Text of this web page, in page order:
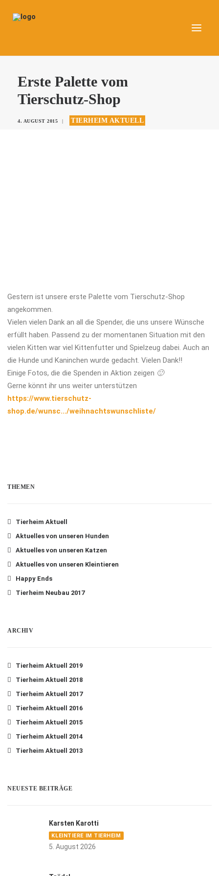
UNSERE TIERE
AKTUELLES
Erste Palette vom
Tierschutz-Shop
4. AUGUST 2015 | TIERHEIM AKTUELL
Gestern ist unsere erste Palette vom Tierschutz-Shop
angekommen.
Vielen vielen Dank an all die Spender, die uns unsere Wünsche
erfüllt haben. Passend zu der momentanen Situation mit den
vielen Kitten war viel Kittenfutter und Spielzeug dabei. Auch an
die Hunde und Kaninchen wurde gedacht. Vielen Dank!!
Einige Fotos, die die Spenden in Aktion zeigen 🙂
Gerne könnt ihr uns weiter unterstützen
https://www.tierschutz-
shop.de/wunsc…/weihnachtswunschliste/
THEMEN
Tierheim Aktuell
Aktuelles von unseren Hunden
Aktuelles von unseren Katzen
Aktuelles von unseren Kleintieren
Happy Ends
Tierheim Neubau 2017
ARCHIV
Tierheim Aktuell 2019
Tierheim Aktuell 2018
Tierheim Aktuell 2017
Tierheim Aktuell 2016
Tierheim Aktuell 2015
Tierheim Aktuell 2014
Tierheim Aktuell 2013
NEUESTE BEITRÄGE
Karsten Karotti
KLEINTIERE IM TIERHEIM
5. August 2026